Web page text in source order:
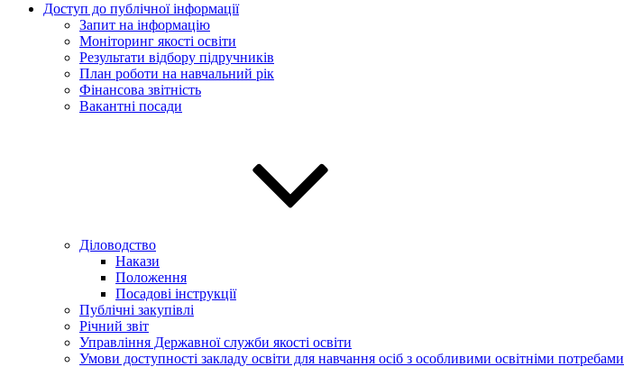
Доступ до публічної інформації
Запит на інформацію
Моніторинг якості освіти
Результати відбору підручників
План роботи на навчальний рік
Фінансова звітність
Вакантні посади
Діловодство
Накази
Положення
Посадові інструкції
Публічні закупівлі
Річний звіт
Управління Державної служби якості освіти
Умови доступності закладу освіти для навчання осіб з особливими освітніми потребами